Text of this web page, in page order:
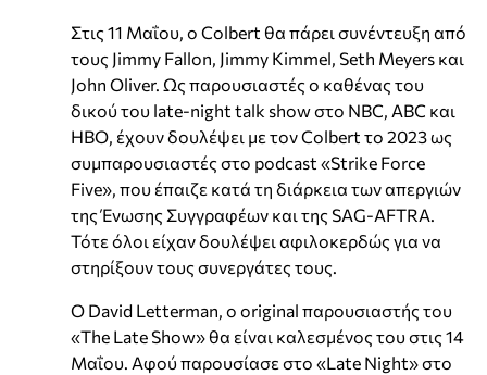
Στις 11 Μαΐου, ο Colbert θα πάρει συνέντευξη από
τους Jimmy Fallon, Jimmy Kimmel, Seth Meyers και
John Oliver. Ως παρουσιαστές ο καθένας του
δικού του late-night talk show στο NBC, ABC και
HBO, έχουν δουλέψει με τον Colbert το 2023 ως
συμπαρουσιαστές στο podcast «Strike Force
Five», που έπαιζε κατά τη διάρκεια των απεργιών
της Ένωσης Συγγραφέων και της SAG-AFTRA.
Τότε όλοι είχαν δουλέψει αφιλοκερδώς για να
στηρίξουν τους συνεργάτες τους.
Ο David Letterman, ο original παρουσιαστής του
«The Late Show» θα είναι καλεσμένος του στις 14
Μαΐου. Αφού παρουσίασε στο «Late Night» στο